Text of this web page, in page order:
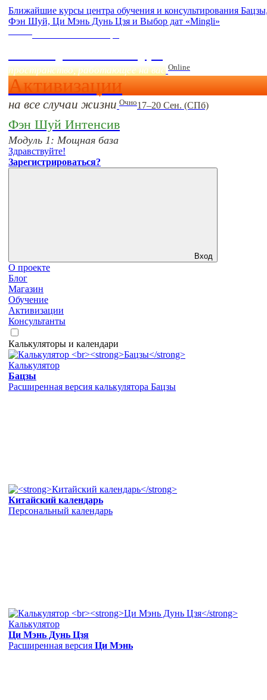
Ближайшие курсы центра обучения и консультирования
Фэн Шуй, Ци Мэнь Дунь Цзя и Выбор дат «Mingli»
пространство, работающее на вас Online
Активизации
на все случаи жизни Очно17–20 Сен. (СПб)
Фэн Шуй Интенсив
Модуль 1: Мощная база
Здравствуйте!
Зарегистрироваться?
Вход
О проекте
Блог
Магазин
Обучение
Активизации
Консультанты
Калькуляторы и календари
Калькулятор
Бацзы
Расширенная версия калькулятора Бацзы
Китайский календарь
Персональный календарь
Калькулятор
Ци Мэнь Дунь Цзя
Расширенная версия Ци Мэнь